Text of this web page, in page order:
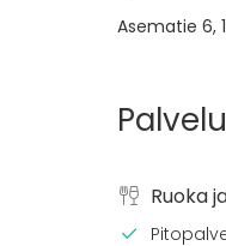
Asematie 6,
Ruoka